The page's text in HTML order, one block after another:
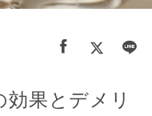
果とデメリ